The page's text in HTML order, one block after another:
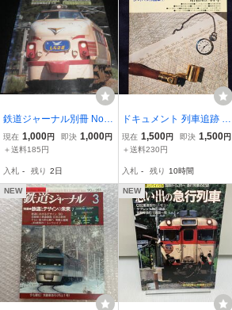
鉄道ジャーナル別冊 No.3
2★国鉄型車両★ボンネッ
ト特急 しらさぎ 165系 16
★1960～1970年代の名車
カタログ
現在 1,000円 即決 1,000円
＋送料185円
入札 - 残り 2日
ドキュメント 列車追跡 リ
バイバル作品集 1 昭和43/
44年 鉄道ジャーナル別冊
現在 1,500円 即決 1,500円
＋送料230円
入札 - 残り 10時間
NEW NEW